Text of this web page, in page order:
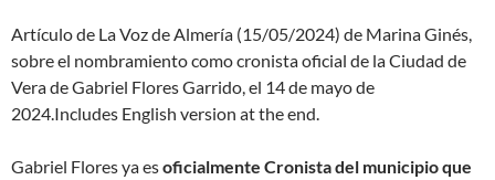
Artículo de La Voz de Almería (15/05/2024) de Marina Ginés,
sobre el nombramiento como cronista oficial de la Ciudad de
Vera de Gabriel Flores Garrido, el 14 de mayo de
2024.Includes English version at the end.
Gabriel Flores ya esoficialmente Cronista del municipio que